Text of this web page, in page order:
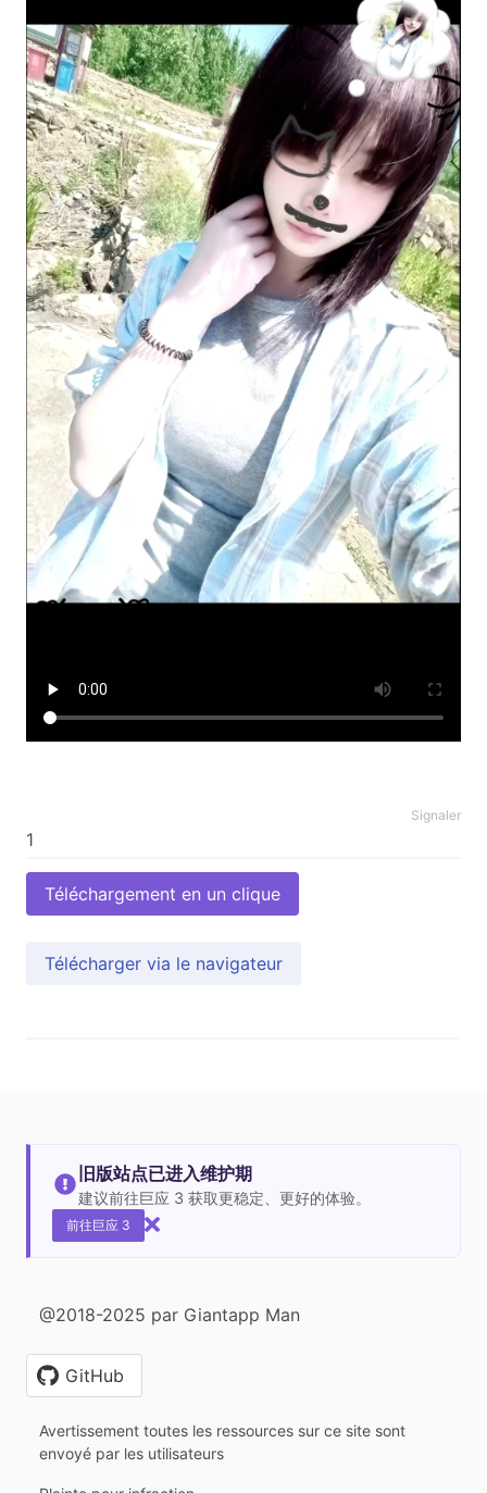
Signaler
Téléchargement en un clique
Télécharger via le navigateur
旧版站点已进入维护期
建议前往巨应 3 获取更稳定、更好的体验。
前往巨应 3
@2018-2025 par Giantapp Man
GitHub
Avertissement toutes les ressources sur ce site sont
envoyé par les utilisateurs